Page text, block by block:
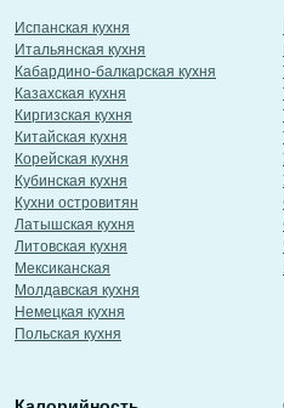
Испанская кухня
Итальянская кухня
Кабардино-балкарская кухня
Казахская кухня
Киргизская кухня
Китайская кухня
Корейская кухня
Кубинская кухня
Кухни островитян
Латышская кухня
Литовская кухня
Мексиканская
Молдавская кухня
Немецкая кухня
Польская кухня